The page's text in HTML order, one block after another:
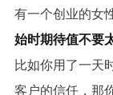
有一个创业的女
始时期待值不要
比如你用了一天
客户的信任，那